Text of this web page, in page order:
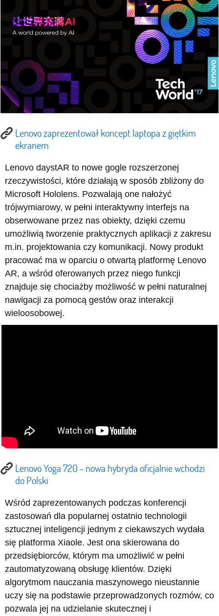
Lenovo zaprezentował koncept laptopa z giętkim
ekranem
Lenovo daystAR to nowe gogle rozszerzonej
rzeczywistości, które działają w sposób zbliżony do
Microsoft Hololens. Pozwalają one nałożyć
trójwymiarowy, w pełni interaktywny interfejs na
obserwowane przez nas obiekty, dzięki czemu
umożliwią tworzenie praktycznych aplikacji z zakresu
m.in. projektowania czy komunikacji. Nowy produkt
pracować ma w oparciu o otwartą platformę Lenovo
AR, a wśród oferowanych przez niego funkcji
znajduje się chociażby możliwość w pełni naturalnej
nawigacji za pomocą gestów oraz interakcji
wieloosobowej.
Lenovo Yoga 720 - nowa hybryda oficjalnie wchodzi
do Polski
Wśród zaprezentowanych podczas konferencji
zastosowań dla popularnej ostatnio technologii
sztucznej inteligencji jednym z ciekawszych wydała
się platforma Xiaole. Jest ona skierowana do
przedsiębiorców, którym ma umożliwić w pełni
zautomatyzowaną obsługę klientów. Dzięki
algorytmom nauczania maszynowego nieustannie
uczy się na podstawie przeprowadzonych rozmów, co
pozwala jej na udzielanie skutecznej i